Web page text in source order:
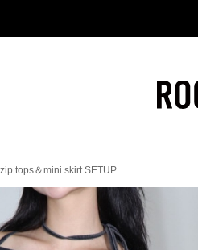
tops＆mini skirt SETUP